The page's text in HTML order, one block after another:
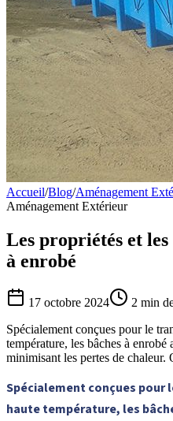
Accueil/Blog/Aménagement
Aménagement Extérieur
Les propriétés et les
à enrobé
17 octobre 2024 2 min
Spécialement conçues pour le
température, les bâches à enrobé
minimisant les pertes de chaleur.
Spécialement conçues pour
haute température, les